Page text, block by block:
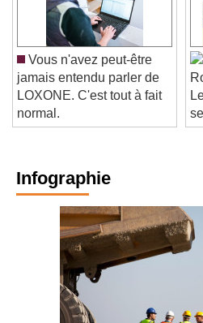
Vous n'avez peut-être
jamais entendu parler de
LOXONE. C'est tout à fait
normal.
Infographie